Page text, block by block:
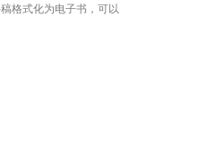
格式化为电子书，可以